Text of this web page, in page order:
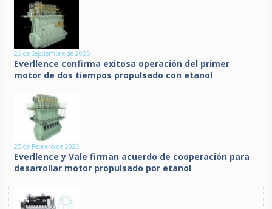
26 de Septiembre de 2025
Everllence confirma exitosa operación del primer
motor de dos tiempos propulsado con etanol
25 de Febrero de 2026
Everllence y Vale firman acuerdo de cooperación para
desarrollar motor propulsado por etanol